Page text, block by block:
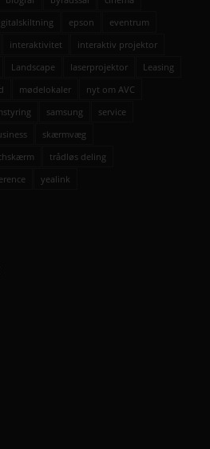
epson
eventrum
interaktivitet
interaktiv projektor
Landscape laserprojektor
Leasing
mødelokaler
nyt om AVC
samsung
service
skærmvæg
trådløs deling
yealink